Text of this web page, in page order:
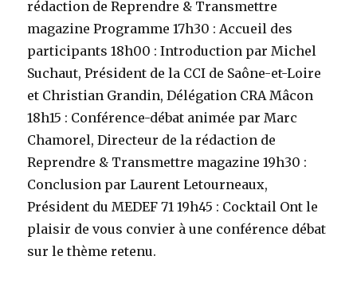
rédaction de Reprendre & Transmettre
magazine Programme 17h30 : Accueil des
participants 18h00 : Introduction par Michel
Suchaut, Président de la CCI de Saône-et-Loire
et Christian Grandin, Délégation CRA Mâcon
18h15 : Conférence-débat animée par Marc
Chamorel, Directeur de la rédaction de
Reprendre & Transmettre magazine 19h30 :
Conclusion par Laurent Letourneaux,
Président du MEDEF 71 19h45 : Cocktail Ont le
plaisir de vous convier à une conférence débat
sur le thème retenu.